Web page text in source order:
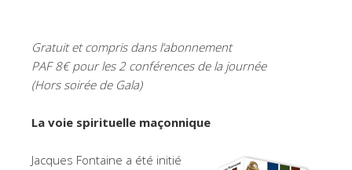
Gratuit et compris dans l’abonnement
PAF 8€ pour les 2 conférences de la journée
(Hors soirée de Gala)
La voie spirituelle maçonnique
Jacques Fontaine a été initié